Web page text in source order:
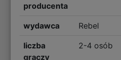
producenta
wydawca Rebel
liczba
graczy
2-4 osób